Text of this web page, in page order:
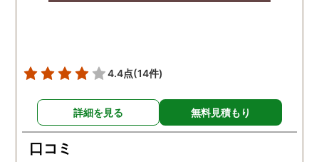
後の事についてアドバイス
る探偵事務所さんだと、あ
らためて思いました。 事務
所の皆様にお世話になった
ので、クチコミの方書かせ
4.4点(14件)
詳細を見る 無料見積もり
口コミ